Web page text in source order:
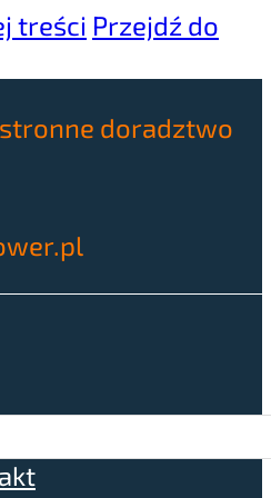
treści Przejdź do
doradztwo